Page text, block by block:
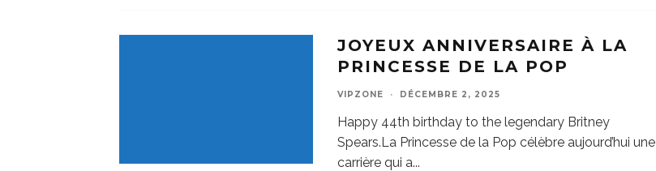
JOYEUX ANNIVERSAIRE À LA
PRINCESSE DE LA POP
VIPZONE · DÉCEMBRE 2, 2025
Happy 44th birthday to the legendary Britney
Spears.La Princesse de la Pop célèbre aujourd’hui une
carrière qui a...